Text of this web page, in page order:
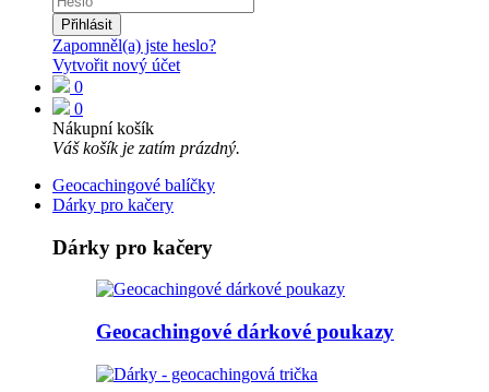
Přihlásit
Zapomněl(a) jste heslo?
Vytvořit nový účet
0
0
Nákupní košík
Váš košík je zatím prázdný.
Geocachingové balíčky
Dárky pro kačery
Dárky pro kačery
Geocachingové dárkové poukazy